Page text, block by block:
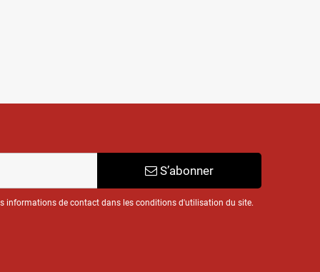
S’abonner
informations de contact dans les conditions d'utilisation du site.